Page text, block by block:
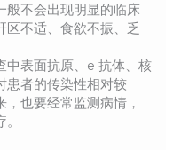
般不会出现明显的临床
区不适、食欲不振、乏
中表面抗原、e 抗体、核
患者的传染性相对较
也要经常监测病情，